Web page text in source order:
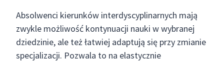
Absolwenci kierunków interdyscyplinarnych mają
zwykle możliwość kontynuacji nauki w wybranej
dziedzinie, ale też łatwiej adaptują się przy zmianie
specjalizacji. Pozwala to na elastycznie